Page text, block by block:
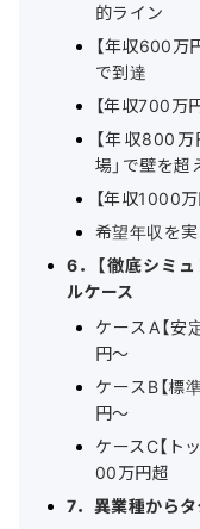
的ライン
【年収600万
で到達
【年収700万
【年収800万
場」で壁を超
【年収1000
希望年収を
6．【徹底シミ
ルケース
ケースA【安
円〜
ケースB【標
円〜
ケースC【ト
00万円超
7．異業種から